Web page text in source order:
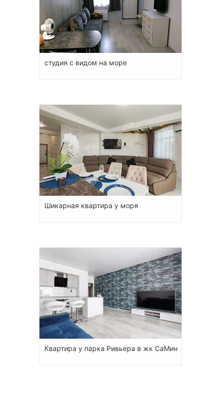
студия с видом на море
Шикарная квартира у моря
Квартира у парка Ривьера в жк СаМин